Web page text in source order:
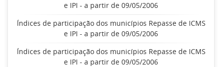
e IPI - a partir de 09/05/2006
Índices de participação dos municípios Repasse de ICMS
e IPI - a partir de 09/05/2006
Índices de participação dos municípios Repasse de ICMS
e IPI - a partir de 09/05/2006